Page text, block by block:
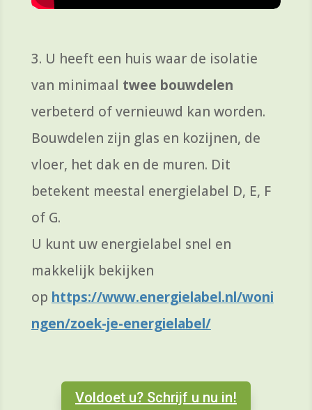
3. U heeft een huis waar de isolatie
van minimaal twee bouwdelen
verbeterd of vernieuwd kan worden.
Bouwdelen zijn glas en kozijnen, de
vloer, het dak en de muren. Dit
betekent meestal energielabel D, E, F
of G.
U kunt uw energielabel snel en
makkelijk bekijken
op https://www.energielabel.nl/woni
ngen/zoek-je-energielabel/
Voldoet u? Schrijf u nu in!